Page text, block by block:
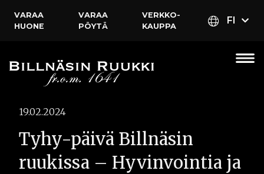
VARAA
HUONE
VARAA
PÖYTÄ
VERKKO­
KAUPPA
FI
19.02.2024
Tyhy-päivä Billnäsin
ruukissa – Hyvinvointia ja